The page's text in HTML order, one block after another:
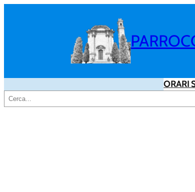
ORARI
Cerca